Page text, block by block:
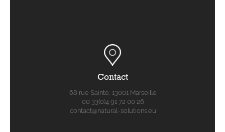
Contact
68 rue Sainte, 13001 Marseille
00 33(0)4 91 72 00 26
contact@natural-solutions.eu